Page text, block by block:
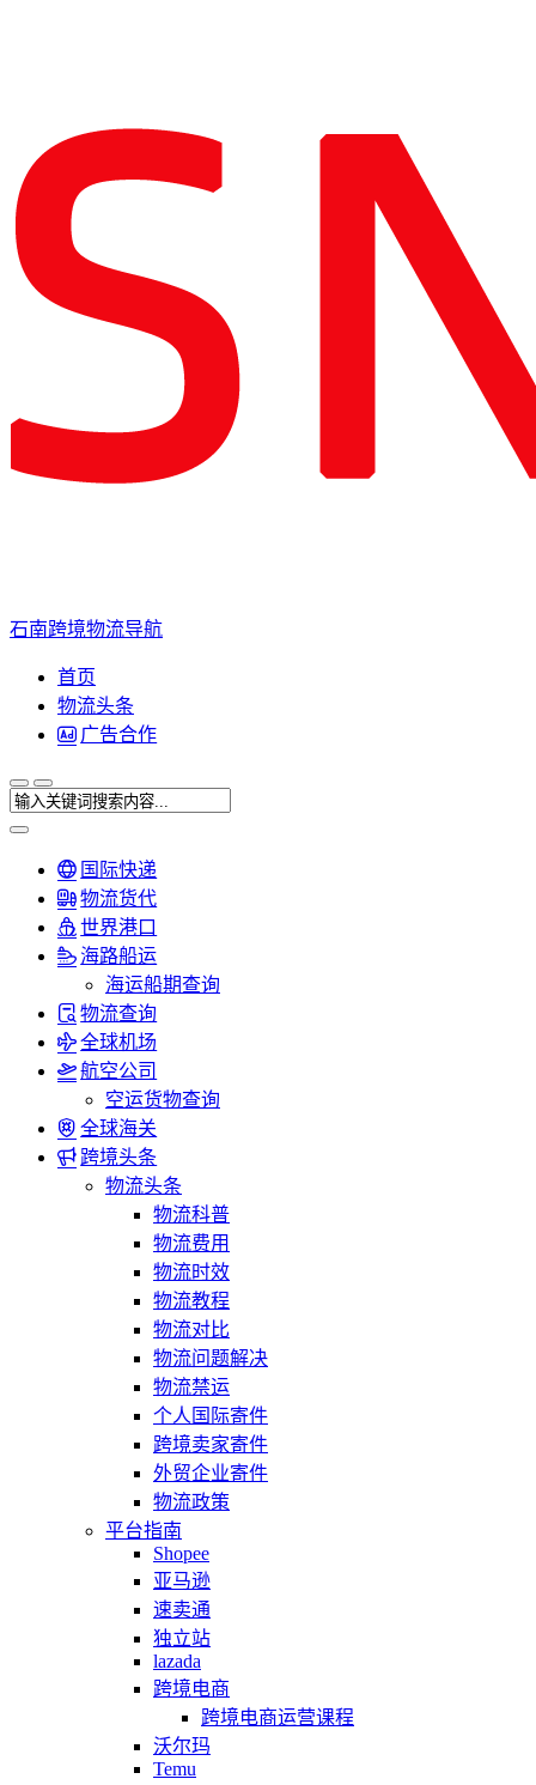
石南跨境物流导航
首页
物流头条
广告合作
国际快递
物流货代
世界港口
海路船运
海运船期查询
物流查询
全球机场
航空公司
空运货物查询
全球海关
跨境头条
物流头条
物流科普
物流费用
物流时效
物流教程
物流对比
物流问题解决
物流禁运
个人国际寄件
跨境卖家寄件
外贸企业寄件
物流政策
平台指南
Shopee
亚马逊
速卖通
独立站
lazada
跨境电商
跨境电商运营课程
沃尔玛
Temu